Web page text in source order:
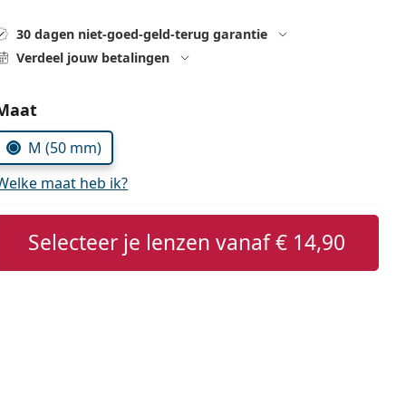
30 dagen niet-goed-geld-terug garantie
Verdeel jouw betalingen
parameters:
M (50 mm)
maat heb ik?
Selecteer je lenzen vanaf€ 14,90